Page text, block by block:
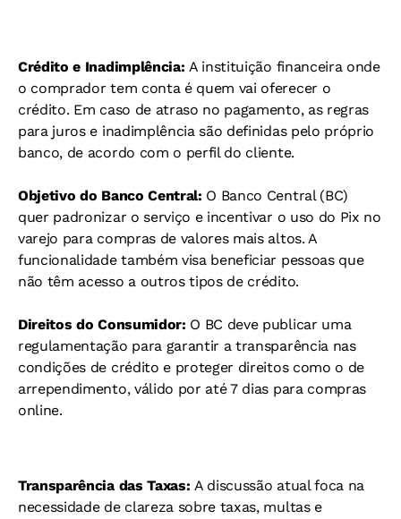
Crédito e Inadimplência: A instituição financeira onde
o comprador tem conta é quem vai oferecer o
crédito. Em caso de atraso no pagamento, as regras
para juros e inadimplência são definidas pelo próprio
banco, de acordo com o perfil do cliente.
Objetivo do Banco Central: O Banco Central (BC)
quer padronizar o serviço e incentivar o uso do Pix no
varejo para compras de valores mais altos. A
funcionalidade também visa beneficiar pessoas que
não têm acesso a outros tipos de crédito.
Direitos do Consumidor: O BC deve publicar uma
regulamentação para garantir a transparência nas
condições de crédito e proteger direitos como o de
arrependimento, válido por até 7 dias para compras
online.
Transparência das Taxas: A discussão atual foca na
necessidade de clareza sobre taxas, multas e